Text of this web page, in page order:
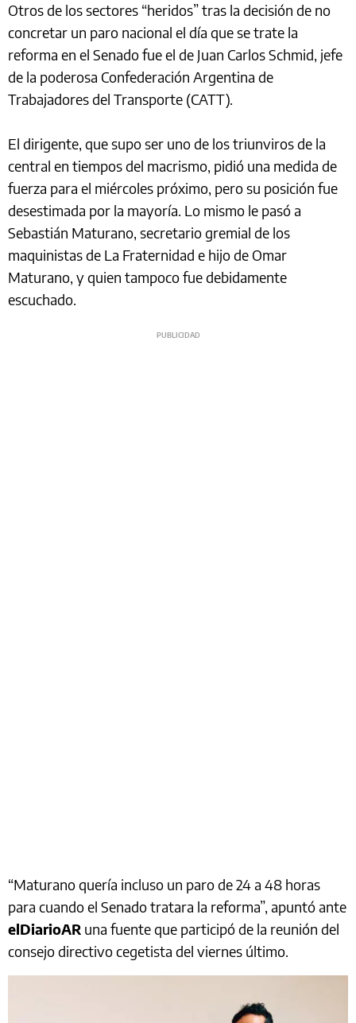
Otros de los sectores “heridos” tras la decisión de no
concretar un paro nacional el día que se trate la
reforma en el Senado fue el de Juan Carlos Schmid, jefe
de la poderosa Confederación Argentina de
Trabajadores del Transporte (CATT).
El dirigente, que supo ser uno de los triunviros de la
central en tiempos del macrismo, pidió una medida de
fuerza para el miércoles próximo, pero su posición fue
desestimada por la mayoría. Lo mismo le pasó a
Sebastián Maturano, secretario gremial de los
maquinistas de La Fraternidad e hijo de Omar
Maturano, y quien tampoco fue debidamente
escuchado.
“Maturano quería incluso un paro de 24 a 48 horas
para cuando el Senado tratara la reforma”, apuntó ante
elDiarioAR una fuente que participó de la reunión del
consejo directivo cegetista del viernes último.